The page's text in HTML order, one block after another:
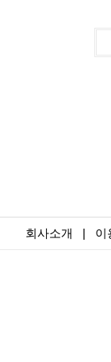
회사소개 | 이